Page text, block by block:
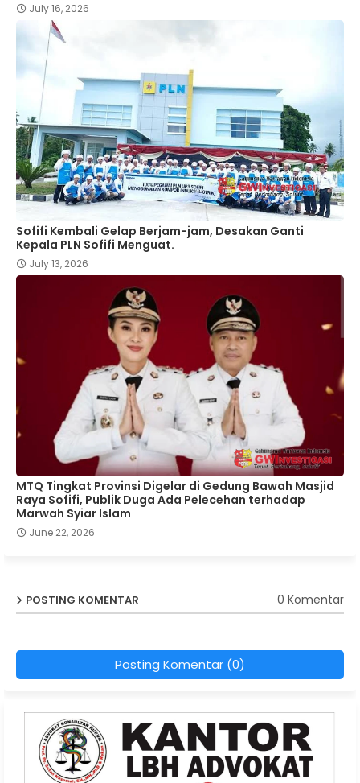
July 16, 2026
Sofifi Kembali Gelap Berjam-jam, Desakan Ganti
Kepala PLN Sofifi Menguat.
July 13, 2026
MTQ Tingkat Provinsi Digelar di Gedung Bawah Masjid
Raya Sofifi, Publik Duga Ada Pelecehan terhadap
Marwah Syiar Islam
June 22, 2026
POSTING KOMENTAR 0 Komentar
Posting Komentar (0)